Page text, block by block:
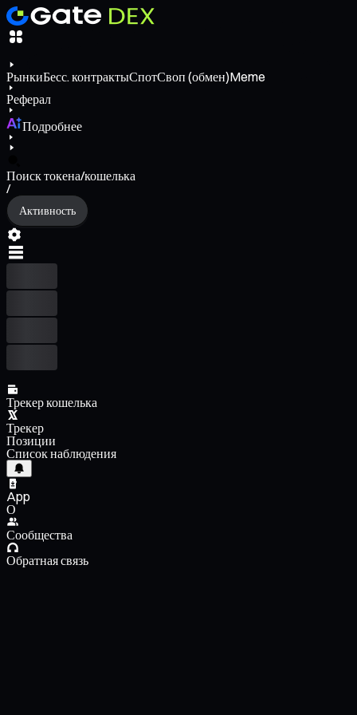
РынкиБесс. контрактыСпотСвоп (обмен)Meme
Реферал
Подробнее
Поиск токена/кошелька
/
Активность
Трекер кошелька
Трекер
Позиции
Список наблюдения
App
О
Сообщества
Обратная связь